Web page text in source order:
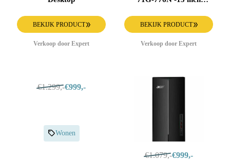
BEKIJK PRODUCT
Verkoop door Expert
BEKIJK PRODUCT
Verkoop door Expert
€1.299,-€999,-
Wonen
€1.079,-€999,-